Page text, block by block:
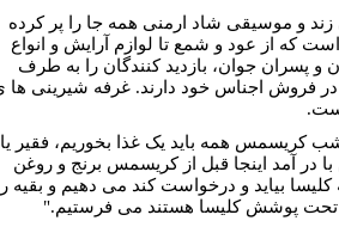
و موسیقی شاد ارمنی همه جا را پر کرده
که از عود و شمع تا لوازم آرایش و انواع
و پسران جوان، بازدید کنندگان را به طرف
فروش اجناس خود دارند. غرفه شیرینی ها
کریسمس همه باید یک غذا بخوریم، فقیر یا
در آمد اينجا قبل از کریسمس برنج و روغن
بیاید و درخواست کند می دهیم و بقیه
تحت پوشش کلیسا هستند می فرستیم."